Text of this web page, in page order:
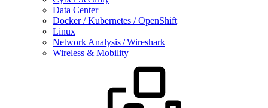
Data Center
Docker / Kubernetes / OpenShift
Linux
Network Analysis / Wireshark
Wireless & Mobility